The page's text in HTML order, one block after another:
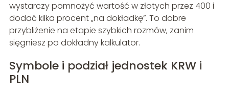
wystarczy pomnożyć wartość w złotych przez 400 i
dodać kilka procent „na dokładkę”. To dobre
przybliżenie na etapie szybkich rozmów, zanim
sięgniesz po dokładny kalkulator.
Symbole i podział jednostek KRW i
PLN